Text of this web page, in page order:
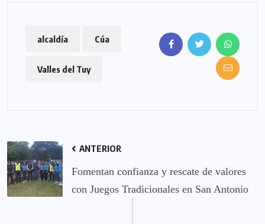
alcaldía Cúa
Valles del Tuy
ANTERIOR
Fomentan confianza y rescate de valores
con Juegos Tradicionales en San Antonio